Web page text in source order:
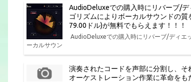
AudioDeluxeでの購入時にリバーブ/
ゴリズムによりボーカルサウンドの
79.00ドル)が無料でもらえます！！！
AudioDeluxeでの購入時にリバーブ/ディエ
ーカルサウン
演奏されたコードを声部に分割し、
オーケストレーション作業に革命を